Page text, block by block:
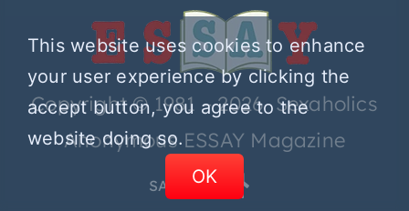
Copyright © 1981 – 2026 Sexaholics
Anonymous ESSAY Magazine
SA.ORG
This website uses cookies to enhance
your user experience by clicking the
accept button, you agree to the
website doing so.
OK